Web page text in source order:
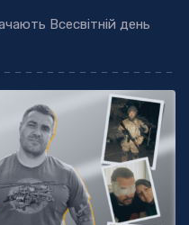
Всесвітній день